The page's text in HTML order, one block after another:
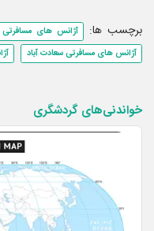
برچسب ها: آژانس های مسافرتی
آژانس های مسافرتی سعادت آباد
خواندنی‌های گردشگری